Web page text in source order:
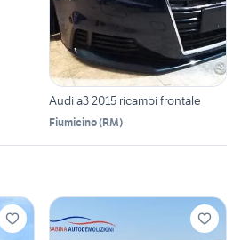
Audi a3 2015 ricambi frontale
Fiumicino(RM)